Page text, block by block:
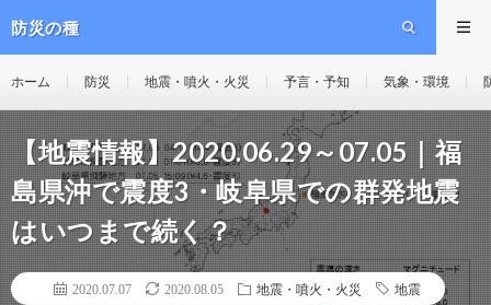
防災の種
ホーム 防災 地震・噴火・火災 予言・予知 気象・環境
【地震情報】2020.06.29～07.05｜福
島県沖で震度3・岐阜県での群発地震
はいつまで続く？
2020.07.07 2020.08.05 地震・噴火・火災 地震